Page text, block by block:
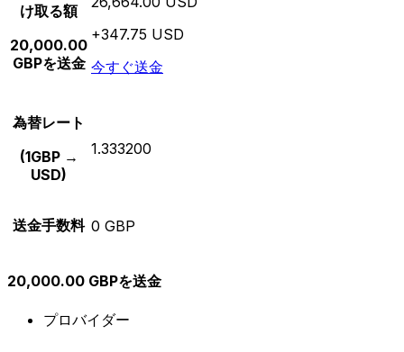
け取る額
20,000.00
GBPを送金
+347.75 USD
今すぐ送金
為替レート
(1GBP →
USD)
1.333200
送金手数料 0 GBP
20,000.00 GBPを送金
プロバイダー